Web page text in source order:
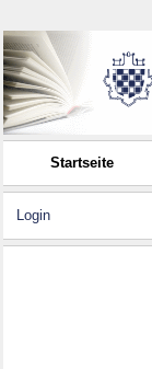
Startseite
Login